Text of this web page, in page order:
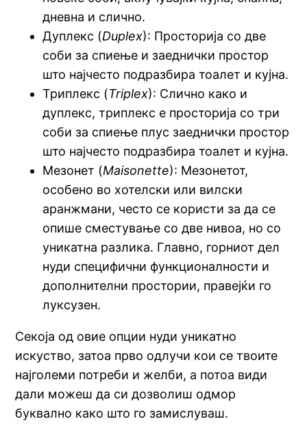
дневна и слично.
Дуплекс (Duplex): Просторија со две
соби за спиење и заеднички простор
што најчесто подразбира тоалет и кујна.
Триплекс (Triplex): Слично како и
дуплекс, триплекс е просторија со три
соби за спиење плус заеднички простор
што најчесто подразбира тоалет и кујна.
Мезонет (Maisonette): Мезонетот,
особено во хотелски или вилски
аранжмани, често се користи за да се
опише сместување со две нивоа, но со
уникатна разлика. Главно, горниот дел
нуди специфични функционалности и
дополнителни простории, правејќи го
луксузен.
Секоја од овие опции нуди уникатно
искуство, затоа прво одлучи кои се твоите
најголеми потреби и желби, а потоа види
дали можеш да си дозволиш одмор
буквално како што го замислуваш.